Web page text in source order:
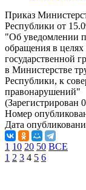
Приказ
Республики от
"Об уведомлении
обращения в
государственной
в Министерстве
Республики, к
правонарушений"
(Зарегистрирован
Номер
Дата
1 10 20 50 ВСЕ
1 2 3 4 5 6